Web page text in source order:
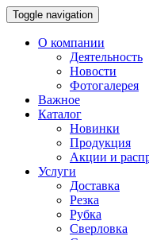
Toggle navigation
О компании
Деятельность
Новости
Фотогалерея
Важное
Каталог
Новинки
Продукция
Акции и
Услуги
Доставка
Резка
Рубка
Сверловка